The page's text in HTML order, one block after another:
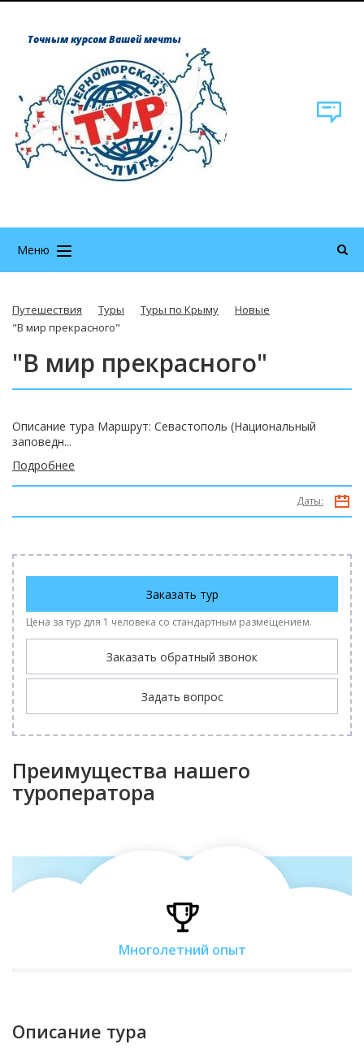
Точным курсом Вашей мечты
Меню
Путешествия Туры Туры по Крыму
Новые
"В мир прекрасного"
"В мир прекрасного"
Описание тура Маршрут: Севастополь (Национальный
заповедн...
Подробнее
Даты:
Заказать тур
Цена за тур для 1 человека со стандартным размещением.
Заказать обратный звонок
Задать вопрос
Преимущества нашего
туроператора
Многолетний опыт
Описание тура